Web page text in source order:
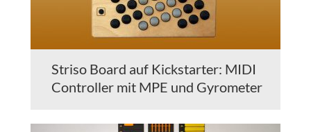
Striso Board auf Kickstarter: MIDI
Controller mit MPE und Gyrometer